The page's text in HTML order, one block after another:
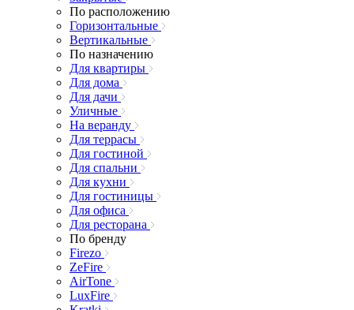
По расположению
Горизонтальные
Вертикальные
По назначению
Для квартиры
Для дома
Для дачи
Уличные
На веранду
Для террасы
Для гостиной
Для спальни
Для кухни
Для гостиницы
Для офиса
Для ресторана
По бренду
Firezo
ZeFire
AirTone
LuxFire